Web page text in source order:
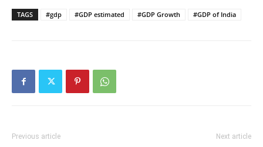
TAGS #gdp #GDP estimated #GDP Growth #GDP of India
Previous article Next article